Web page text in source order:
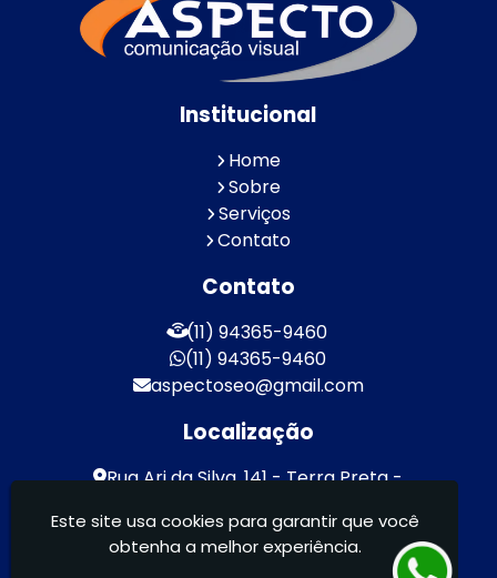
Institucional
Home
Sobre
Serviços
Contato
Contato
(11) 94365-9460
(11) 94365-9460
aspectoseo@gmail.com
Localização
Rua Ari da Silva, 141 - Terra Preta -
Aspecto Comunicação Visual Ltda -
Este site usa cookies para garantir que você
obtenha a melhor experiência.